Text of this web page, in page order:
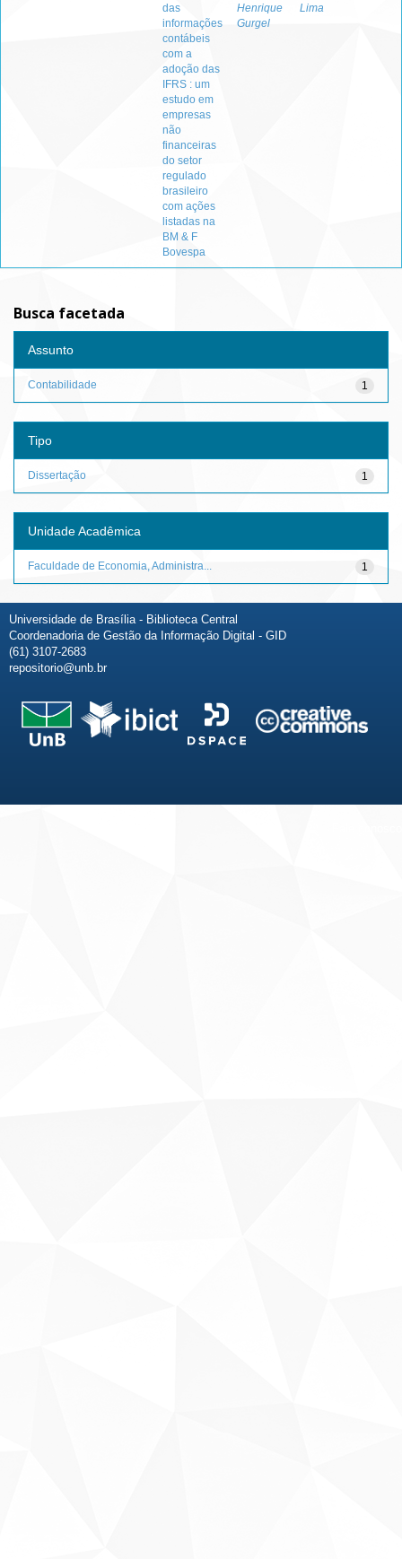
das
informações
contábeis
com a
adoção das
IFRS : um
estudo em
empresas
não
financeiras
do setor
regulado
brasileiro
com ações
listadas na
BM & F
Bovespa
Henrique
Gurgel
Lima
Busca facetada
Assunto
1
Contabilidade
Tipo
1
Dissertação
Unidade Acadêmica
1
Faculdade de Economia, Administra...
Universidade de Brasília - Biblioteca Central
Coordenadoria de Gestão da Informação Digital - GID
(61) 3107-2683
repositorio@unb.br